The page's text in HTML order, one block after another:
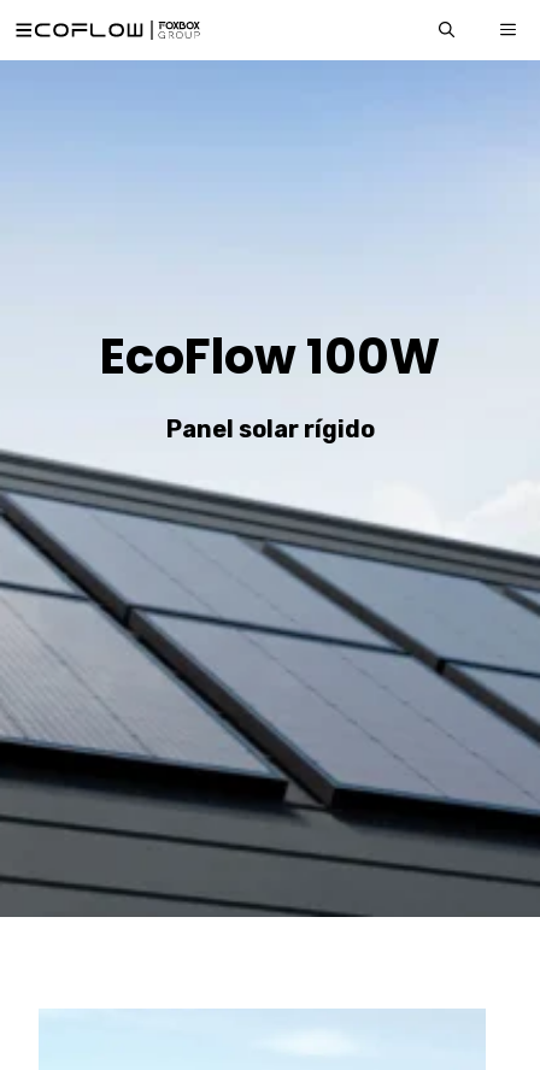
EcoFlow 100W
Panel solar rígido